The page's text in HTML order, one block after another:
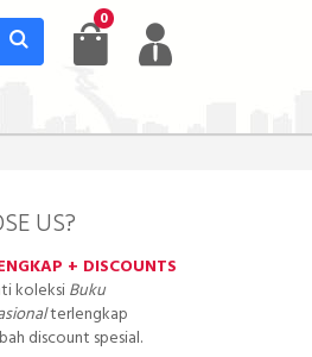
0
US?
+ DISCOUNTS
koleksiBuku
terlengkap
discount spesial.